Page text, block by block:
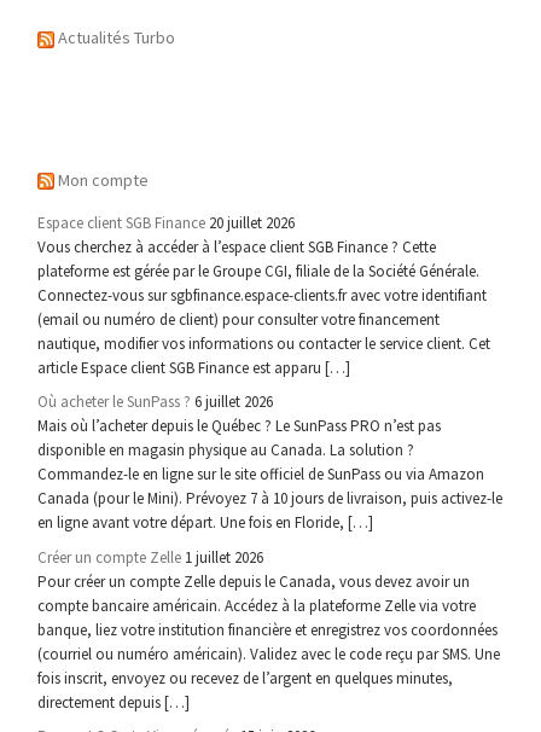
Actualités Turbo
Mon compte
Espace client SGB Finance 20 juillet 2026
Vous cherchez à accéder à l’espace client SGB Finance ? Cette
plateforme est gérée par le Groupe CGI, filiale de la Société Générale.
Connectez-vous sur sgbfinance.espace-clients.fr avec votre identifiant
(email ou numéro de client) pour consulter votre financement
nautique, modifier vos informations ou contacter le service client. Cet
article Espace client SGB Finance est apparu […]
Où acheter le SunPass ? 6 juillet 2026
Mais où l’acheter depuis le Québec ? Le SunPass PRO n’est pas
disponible en magasin physique au Canada. La solution ?
Commandez-le en ligne sur le site officiel de SunPass ou via Amazon
Canada (pour le Mini). Prévoyez 7 à 10 jours de livraison, puis activez-le
en ligne avant votre départ. Une fois en Floride, […]
Créer un compte Zelle 1 juillet 2026
Pour créer un compte Zelle depuis le Canada, vous devez avoir un
compte bancaire américain. Accédez à la plateforme Zelle via votre
banque, liez votre institution financière et enregistrez vos coordonnées
(courriel ou numéro américain). Validez avec le code reçu par SMS. Une
fois inscrit, envoyez ou recevez de l’argent en quelques minutes,
directement depuis […]